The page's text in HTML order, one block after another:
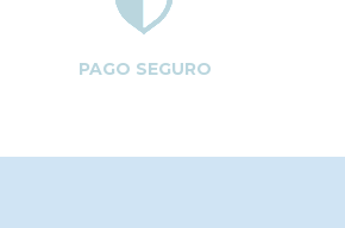
PAGO SEGURO